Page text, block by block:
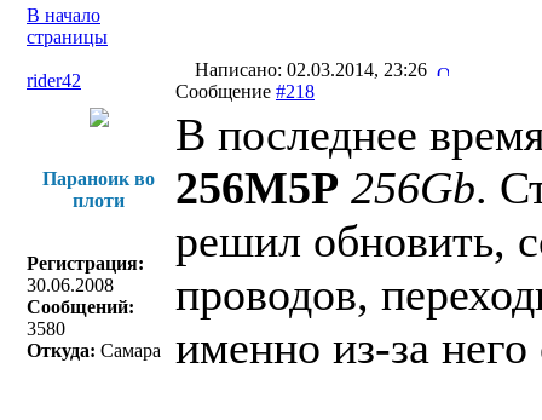
В начало
страницы
rider42
Написано: 02.03.2014, 23:26
Сообщение #218
Параноик во
плоти
Регистрация:
30.06.2008
Сообщений:
3580
Откуда: Самара
В последнее
256M5P 256Gb.
решил обновить,
проводов,
именно из-за